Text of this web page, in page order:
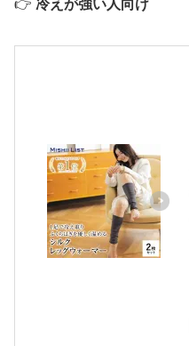
👉 冷えが強い人向け